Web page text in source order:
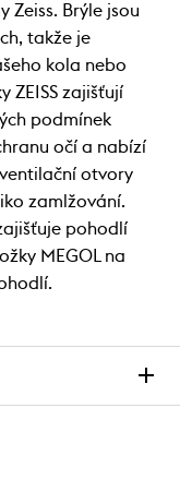
Zeiss. Brýle jsou
takže je
kola nebo
ZEISS zajišťují
podmínek
očí a nabízí
otvory
zamlžování.
pohodlí
MEGOL na